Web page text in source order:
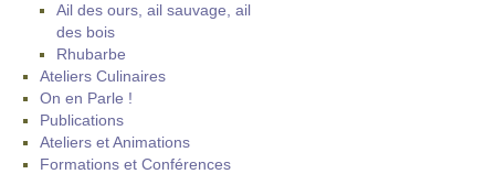
Ail des ours, ail sauvage, ail
des bois
Rhubarbe
Ateliers Culinaires
On en Parle !
Publications
Ateliers et Animations
Formations et Conférences